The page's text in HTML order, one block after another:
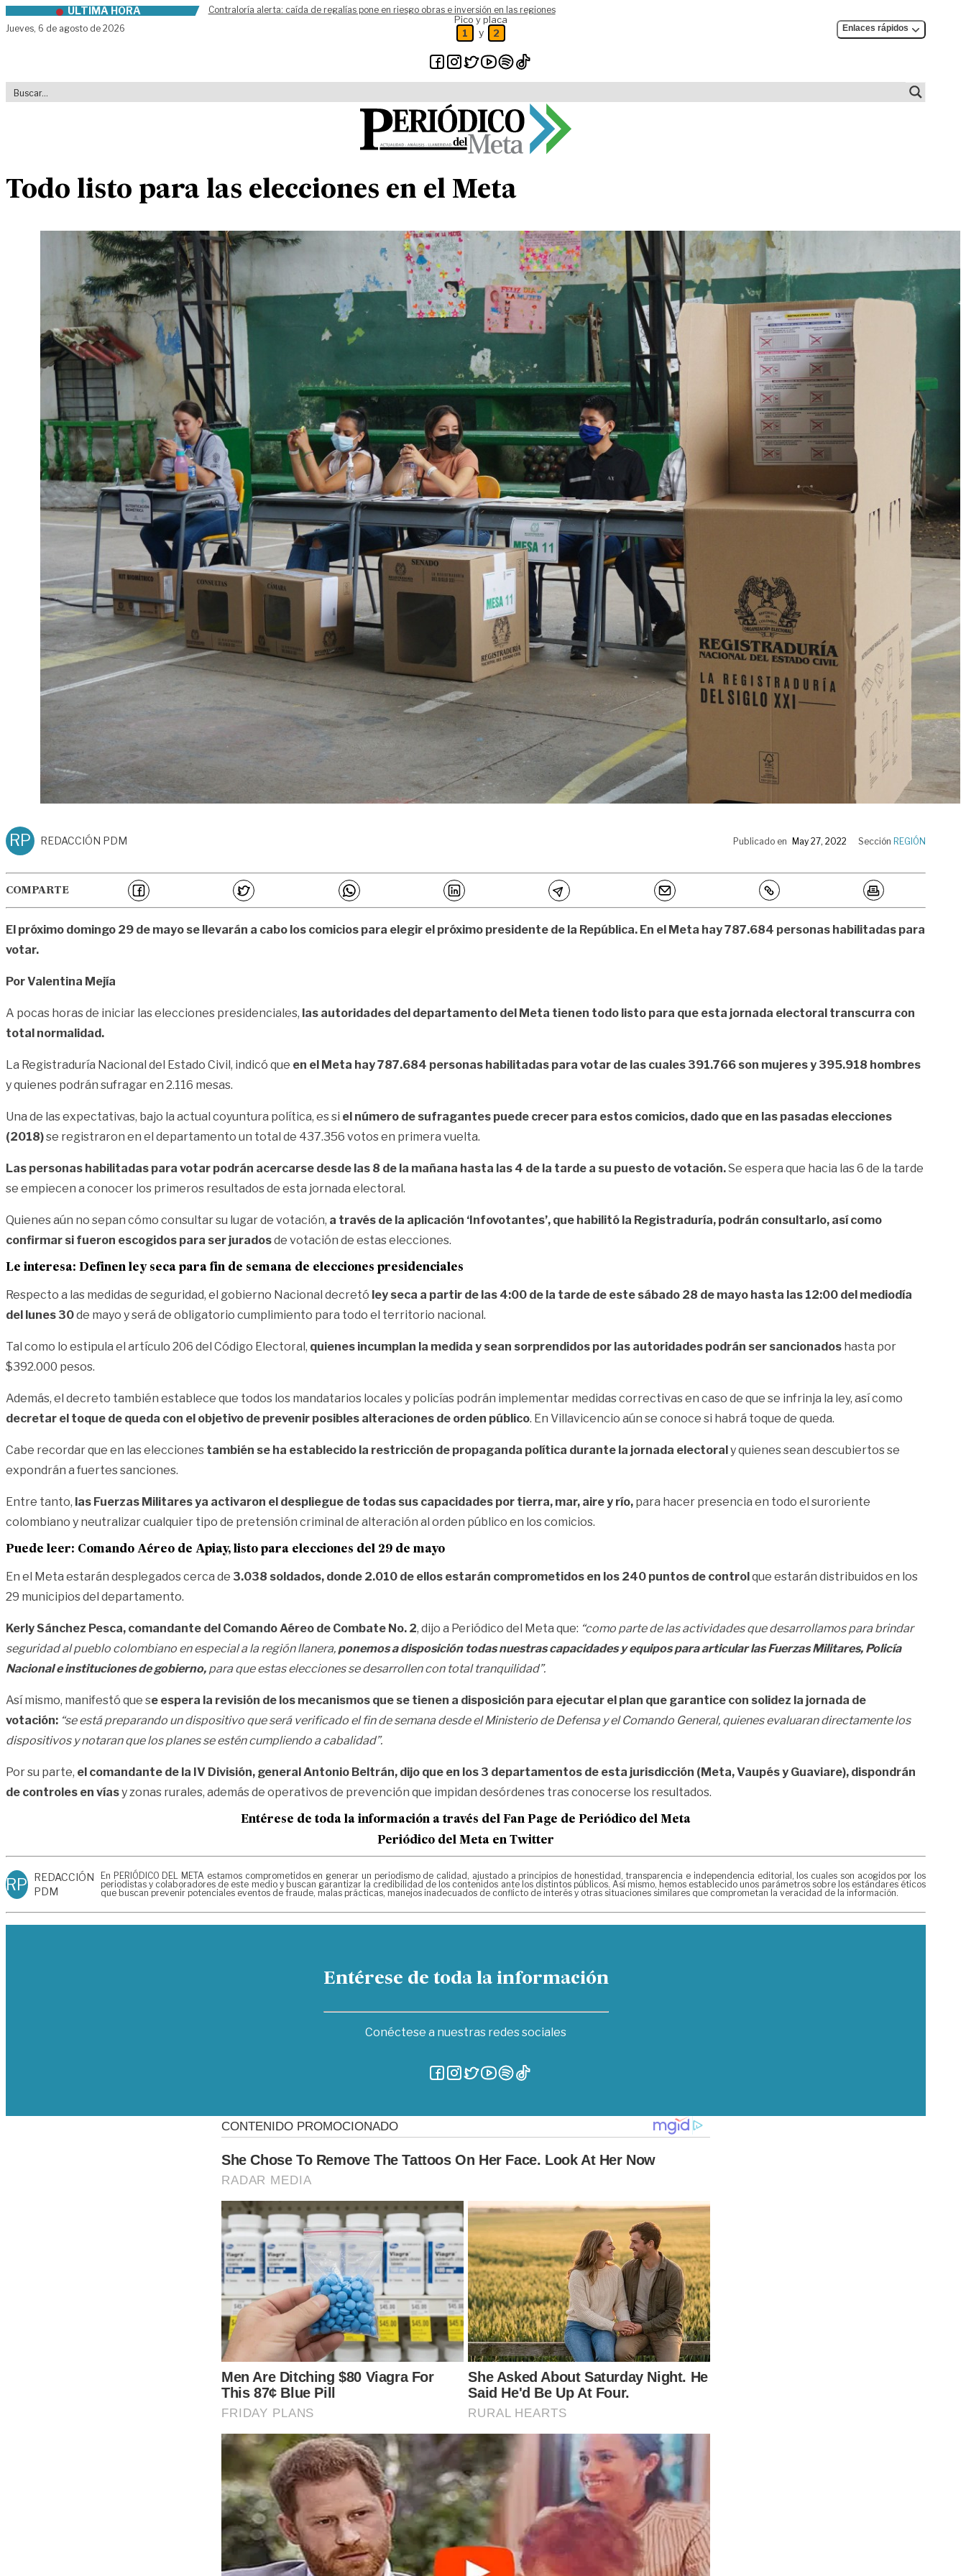
Skip to contentÚLTIMA HORA
Contraloría alerta: caída de regalías pone en riesgo obras e inversión en las regiones
Jueves, 6 de agosto de 2026
Pico y placa
1 y 2 Enlaces rápidos
Todo listo para las elecciones en el Meta
RP REDACCIÓN PDM Publicado en May 27, 2022 Sección REGIÓN
COMPARTE
El próximo domingo 29 de mayo se llevarán a cabo los comicios para elegir el próximo presidente de la República. En el Meta hay787.684 personas habilitadas para
votar.
Por Valentina Mejía
A pocas horas de iniciar las elecciones presidenciales, las autoridades del departamento del Meta tienen todo listo para que esta jornada electoral transcurra con
total normalidad.
La Registraduría Nacional del Estado Civil, indicó que en el Meta hay 787.684 personas habilitadas para votar de las cuales 391.766 son mujeres y 395.918 hombres
y quienes podrán sufragar en 2.116 mesas.
Una de las expectativas, bajo la actual coyuntura política, es si el número de sufragantes puede crecer para estos comicios, dado que en las pasadas elecciones
(2018)se registraron en el departamento un total de 437.356 votos en primera vuelta.
Las personas habilitadas para votar podrán acercarse desde las 8 de la mañana hasta las 4 de la tarde a su puesto de votación.Se espera que hacia las 6 de la tarde
se empiecen a conocer los primeros resultados de esta jornada electoral.
Quienes aún no sepan cómo consultar su lugar de votación, a través de la aplicación ‘Infovotantes’, que habilitó la Registraduría, podrán consultarlo, así como
confirmar si fueron escogidos para ser juradosde votación de estas elecciones.
Le interesa: Definen ley seca para fin de semana de elecciones presidenciales
Respecto a las medidas de seguridad, el gobierno Nacional decretó ley seca a partir de las 4:00 de la tarde de este sábado 28 de mayo hasta las 12:00 del mediodía
del lunes 30de mayo y será de obligatorio cumplimiento para todo el territorio nacional.
Tal como lo estipula el artículo 206 del Código Electoral, quienes incumplan la medida y sean sorprendidos por las autoridades podrán ser sancionados hasta por
$392.000 pesos.
Además, el decreto también establece que todos los mandatarios locales y policías podrán implementar medidas correctivas en caso de que se infrinja la ley, así como
decretar el toque de queda con el objetivo de prevenir posibles alteraciones de orden público. En Villavicencio aún se conoce si habrá toque de queda.
Cabe recordar que en las elecciones también se ha establecido la restricción de propaganda política durante la jornada electoraly quienes sean descubiertos se
expondrán a fuertes sanciones.
Entre tanto, las Fuerzas Militares ya activaron el despliegue de todas sus capacidades por tierra, mar, aire y río, para hacer presencia en todo el suroriente
colombiano y neutralizar cualquier tipo de pretensión criminal de alteración al orden público en los comicios.
Puede leer: Comando Aéreo de Apiay, listo para elecciones del 29 de mayo
En el Meta estarán desplegados cerca de 3.038 soldados, donde 2.010 de ellos estarán comprometidos en los 240 puntos de controlque estarán distribuidos en los
29 municipios del departamento.
Kerly Sánchez Pesca, comandante del Comando Aéreo de Combate No. 2, dijo a Periódico del Meta que: “como parte de las actividades que desarrollamos para brindar
seguridad al pueblo colombiano en especial a la región llanera, ponemos a disposición todas nuestras capacidades y equipos para articular las Fuerzas Militares, Policía
Nacional e instituciones de gobierno, para que estas elecciones se desarrollen con total tranquilidad”.
Así mismo, manifestó que se espera la revisión de los mecanismos que se tienen a disposición para ejecutar el plan que garantice con solidez la jornada de
votación: “se está preparando un dispositivo que será verificado el fin de semana desde el Ministerio de Defensa y el Comando General, quienes evaluaran directamente los
dispositivos y notaran que los planes se estén cumpliendo a cabalidad”.
Por su parte, el comandante de la IV División, general Antonio Beltrán, dijo que en los 3 departamentos de esta jurisdicción (Meta, Vaupés y Guaviare), dispondrán
de controles en víasy zonas rurales, además de operativos de prevención que impidan desórdenes tras conocerse los resultados.
Entérese de toda la información a través del Fan Page de Periódico del Meta
Periódico del Meta en Twitter
RP REDACCIÓN
PDM
En PERIÓDICO DEL META estamos comprometidos en generar un periodismo de calidad, ajustado a principios de honestidad, transparencia e independencia editorial, los cuales son acogidos por los
periodistas y colaboradores de este medio y buscan garantizar la credibilidad de los contenidos ante los distintos públicos. Así mismo, hemos establecido unos parámetros sobre los estándares éticos
que buscan prevenir potenciales eventos de fraude, malas prácticas, manejos inadecuados de conflicto de interés y otras situaciones similares que comprometan la veracidad de la información.
Entérese de toda la información
Conéctese a nuestras redes sociales